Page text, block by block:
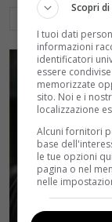
Leggi di più
Scopri di
I tuoi dati
informazioni
identificatori
essere
memorizzate
sito. Noi e i
localizzazione
Alcuni fornitori
base
le tue opzioni
pagina o nel
nelle